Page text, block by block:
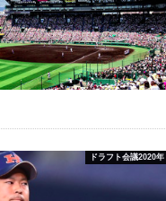
ドラフト会議2020年